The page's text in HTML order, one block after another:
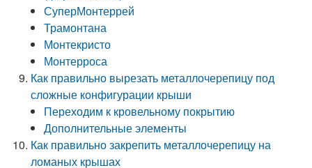
СуперМонтеррей
Трамонтана
Монтекристо
Монтерроса
Как правильно вырезать металлочерепицу под
сложные конфигурации крыши
Переходим к кровельному покрытию
Дополнительные элементы
Как правильно закрепить металлочерепицу на
ломаных крышах